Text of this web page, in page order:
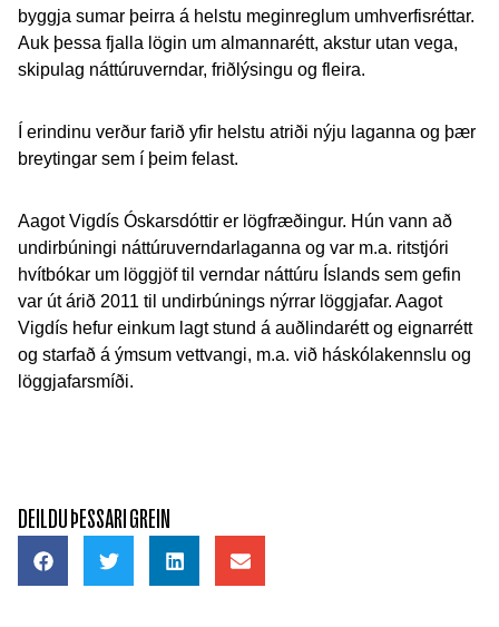
byggja sumar þeirra á helstu meginreglum umhverfisréttar.
Auk þessa fjalla lögin um almannarétt, akstur utan vega,
skipulag náttúruverndar, friðlýsingu og fleira.
Í erindinu verður farið yfir helstu atriði nýju laganna og þær
breytingar sem í þeim felast.
Aagot Vigdís Óskarsdóttir er lögfræðingur. Hún vann að
undirbúningi náttúruverndarlaganna og var m.a. ritstjóri
hvítbókar um löggjöf til verndar náttúru Íslands sem gefin
var út árið 2011 til undirbúnings nýrrar löggjafar. Aagot
Vigdís hefur einkum lagt stund á auðlindarétt og eignarrétt
og starfað á ýmsum vettvangi, m.a. við háskólakennslu og
löggjafarsmíði.
DEILDU ÞESSARI GREIN